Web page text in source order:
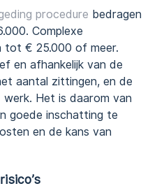
procedure bedragen
Complexe
tot € 25.000 of meer.
en afhankelijk van de
aantal zittingen, en de
Het is daarom van
goede inschatting te
en de kans van